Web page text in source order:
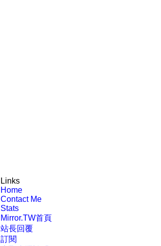
Links
Home
Contact Me
Stats
Mirror.TW首頁
站長回覆
訂閱